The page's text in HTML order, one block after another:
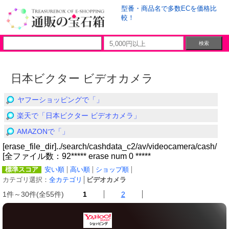
型番・商品名で多数ECを価格比
較！
日本ビクター ビデオカメラ
ヤフーショッピングで「」
楽天で「日本ビクター ビデオカメラ」
AMAZONで「」
[erase_file_dir]../search/cashdata_c2/av/videocamera/cash/
[全ファイル数：92***** erase num 0 *****
標準スコア 安い順 高い順
ショップ順
カテゴリ選択： 全カテゴリ ビデオカメラ
1件～30件(全55件) 1 2